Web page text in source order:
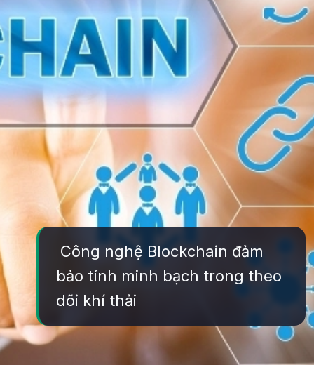
Công nghệ Blockchain đảm
bảo tính minh bạch trong theo
dõi khí thải